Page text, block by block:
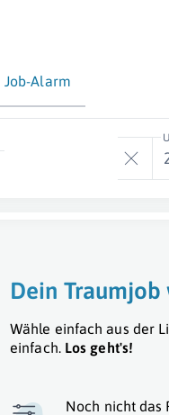
Job-Alarm
Dein
Wähle einfach aus der
einfach. Los geht's!
Noch nicht das